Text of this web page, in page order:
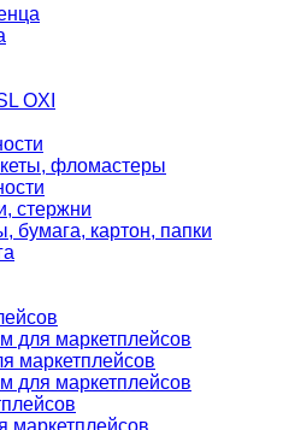
OXI
фломастеры
стержни
бумага, картон, папки
для маркетплейсов
маркетплейсов
для маркетплейсов